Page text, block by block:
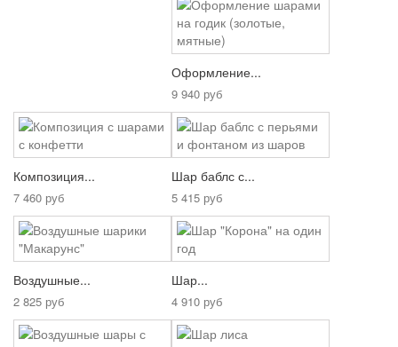
Оформление...
9 940 руб
Композиция...
7 460 руб
Шар баблс с...
5 415 руб
Воздушные...
2 825 руб
Шар...
4 910 руб